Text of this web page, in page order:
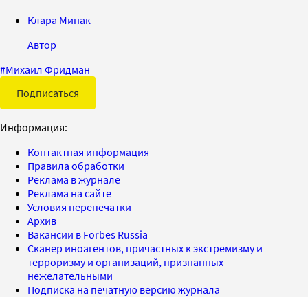
Клара Минак
Автор
#Михаил Фридман
Подписаться
Информация:
Контактная информация
Правила обработки
Реклама в журнале
Реклама на сайте
Условия перепечатки
Архив
Вакансии в Forbes Russia
Сканер иноагентов, причастных к экстремизму и
терроризму и организаций, признанных
нежелательными
Подписка на печатную версию журнала